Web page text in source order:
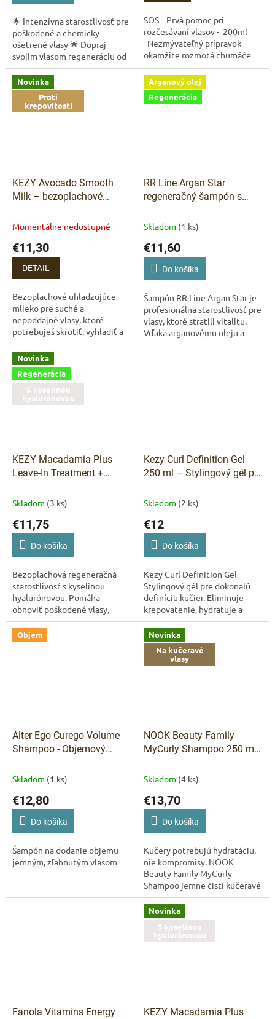
🌟 Intenzívna starostlivosť pre
poškodené a chemicky
ošetrené vlasy 🌟 Dopraj
svojim vlasom regeneráciu od
korienkov po končeky! Design
Look Repair Care kondicionér
zanecháva...
SOS Prvá pomoc pri
rozčesávaní vlasov - 200ml
Nezmývateľný prípravok
okamžite rozmotá chumáče
vlasov a nechá ich jemné
Novinka
Proti
krepovitosti
KEZY Avocado Smooth
Milk – bezoplachové
vlasy s tepelnou ochranou
Momentálne nedostupné
€11,30
DETAIL
Bezoplachové uhladzujúce
mlieko pre suché a
nepoddajné vlasy, ktoré
potrebuješ skrotiť, vyhladiť a
ochrániť pred teplom. Ľahká
krémová textúra nezaťažuje
vlasy, okamžite...
Arganový olej
Regenerácia
RR Line Argan Star
regeneračný šampón s
krehké vlasy 1000 ml
Skladom (1 ks)
€11,60
Do košíka
Šampón RR Line Argan Star je
profesionálna starostlivosť pre
vlasy, ktoré stratili vitalitu.
Vďaka arganovému oleju a
tekutému keratínu poskytuje
Novinka
Regenerácia
S kyselinou
hyalurónovou
KEZY Macadamia Plus
Leave-In Treatment +
bezoplachová kúra pre
Skladom (3 ks)
€11,75
Do košíka
Bezoplachová regeneračná
starostlivosť s kyselinou
hyalurónovou. Pomáha
obnoviť poškodené vlasy,
zlepšuje rozčesávanie, znižuje
krepatenie a chráni vlasy pred
ďalším poškodením....
Kezy Curl Definition Gel
250 ml – Stylingový gél pre
kučeryKezy Curl Definition
stylingový gél pre definíciu
kučier
Skladom (2 ks)
€12
Do košíka
Kezy Curl Definition Gel –
Stylingový gél pre dokonalú
definíciu kučier. Eliminuje
krepovatenie, hydratuje a
dodáva pružnosť. Vegan
formula, bez zvyškov a
lepkavého efektu.
Objem
Alter Ego Curego Volume
Shampoo - Objemový
Skladom (1 ks)
€12,80
Do košíka
Šampón na dodanie objemu
jemným, zľahnutým vlasom
Novinka
Na kučeravé
vlasy
NOOK Beauty Family
MyCurly Shampoo 250 ml
vlnité vlasy
Skladom (4 ks)
€13,70
Do košíka
Kučery potrebujú hydratáciu,
nie kompromisy. NOOK
Beauty Family MyCurly
Shampoo jemne čistí kučeravé
a vlnité vlasy bez narušenia ich
prirodzenej rovnováhy.
Pomáha udržiavať...
Fanola Vitamins Energy
Novinka
S kyselinou
hyalurónovou
KEZY Macadamia Plus